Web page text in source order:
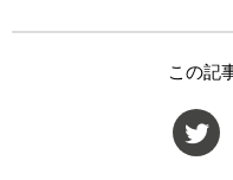
この記